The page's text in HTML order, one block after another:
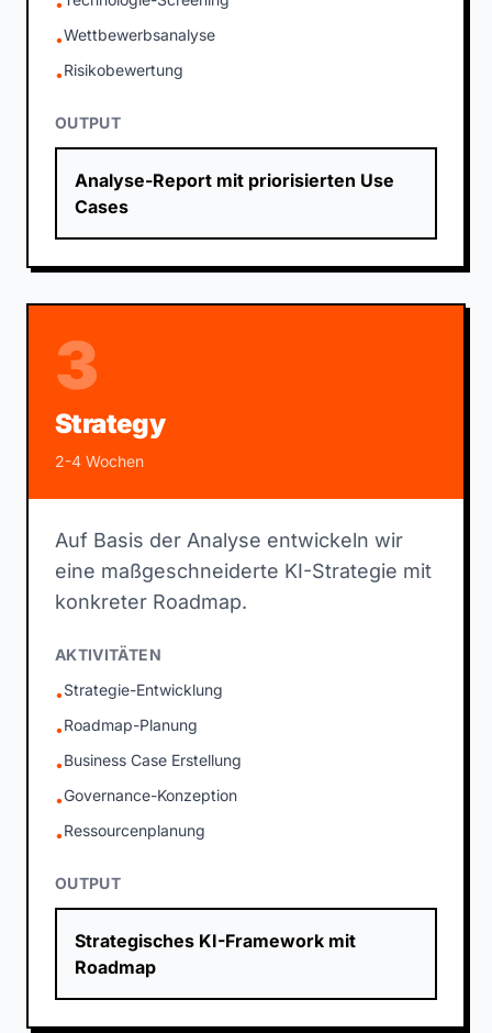
•
•Wettbewerbsanalyse
•Risikobewertung
OUTPUT
Analyse-Report mit priorisierten Use
Cases
3
Strategy
2-4 Wochen
Auf Basis der Analyse entwickeln wir
eine maßgeschneiderte KI-Strategie mit
konkreter Roadmap.
AKTIVITÄTEN
•Strategie-Entwicklung
•Roadmap-Planung
•Business Case Erstellung
•Governance-Konzeption
•Ressourcenplanung
OUTPUT
Strategisches KI-Framework mit
Roadmap